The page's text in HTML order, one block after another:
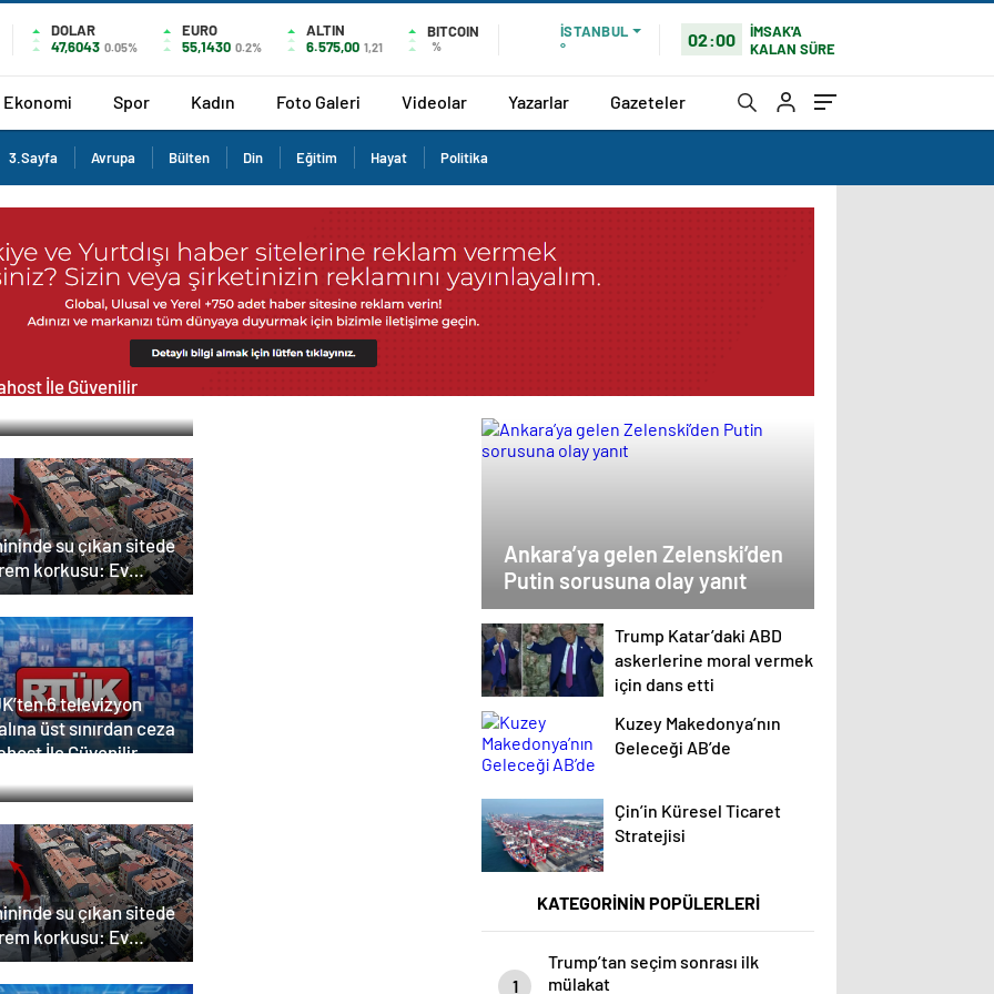
DOLAR
47,6043 0.05%
EURO
55,1430 0.2%
ALTIN
6.575,00 1,21
BITCOIN
%
İSTANBUL
°
02:00
İMSAK'A
KALAN SÜRE
Ekonomi Spor Kadın Foto Galeri Videolar Yazarlar Gazeteler
3.Sayfa Avrupa Bülten Din Eğitim Hayat Politika
İle Güvenilir
su çıkan sitede
korkusu: Ev
bir mezar
ortaya çıktı
6 televizyon
üst sınırdan ceza
İle Güvenilir
su çıkan sitede
korkusu: Ev
bir mezar
ortaya çıktı
Ankara’ya gelen Zelenski’den
Putin sorusuna olay yanıt
Trump Katar’daki ABD
askerlerine moral vermek
için dans etti
Kuzey Makedonya’nın
Geleceği AB’de
Çin’in Küresel Ticaret
Stratejisi
KATEGORİNİN POPÜLERLERİ
1
Trump’tan seçim sonrası ilk
mülakat